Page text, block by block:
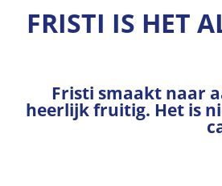
FRISTI IS HET
Fristi smaakt naar
heerlijk fruitig. Het is